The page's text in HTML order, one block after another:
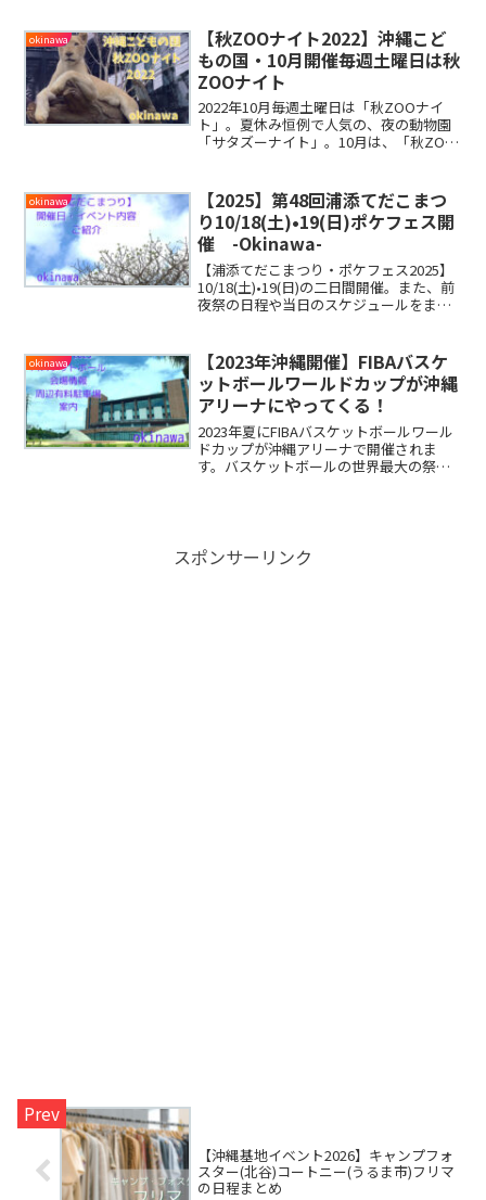
たので、ご紹介したいと思います。
okinawa
【秋ZOOナイト2022】沖縄こど
もの国・10月開催毎週土曜日は秋
ZOOナイト
2022年10月毎週土曜日は「秋ZOOナイ
ト」。夏休み恒例で人気の、夜の動物園
「サタズーナイト」。10月は、「秋ZOO
することができ、滅多に味わうことので
きない夜の動物園を楽しむ事ができま
す。今回は、秋ZOOナイトの日程や内容
をまとめてみましたので、ご紹介したい
と思います。
okinawa
【2025】第48回浦添てだこまつ
り10/18(土)•19(日)ポケフェス開
催 -Okinawa-
【浦添てだこまつり・ポケフェス2025】
10/18(土)•19(日)の二日間開催。また、前
夜祭の日程や当日のスケジュールをまと
okinawa
【2023年沖縄開催】FIBAバスケ
ットボールワールドカップが沖縄
アリーナにやってくる！
2023年夏にFIBAバスケットボールワール
ドカップが沖縄アリーナで開催されま
す。バスケットボールの世界最大の祭
会場の情報や周辺のコインパーキング、
ワールドカップの豆知識をちょこっとま
スポンサーリンク
【沖縄基地イベント2026】キャンプフォ
スター(北谷)コートニー(うるま市)フリマ
の日程まとめ